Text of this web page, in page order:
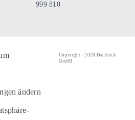
999 810
ändern
Copyright - 2026 Dambeck
GmbH